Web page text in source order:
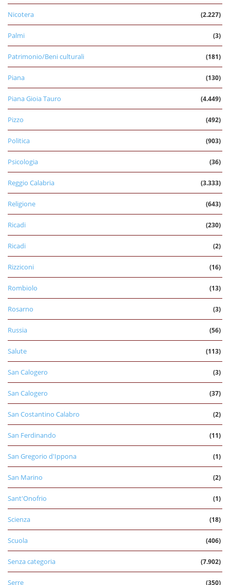
Nicotera (2.227)
Palmi (3)
Patrimonio/Beni culturali (181)
Piana (130)
Piana Gioia Tauro (4.449)
Pizzo (492)
Politica (903)
Psicologia (36)
Reggio Calabria (3.333)
Religione (643)
Ricadi (230)
Ricadi (2)
Rizziconi (16)
Rombiolo (13)
Rosarno (3)
Russia (56)
Salute (113)
San Calogero (3)
San Calogero (37)
San Costantino Calabro (2)
San Ferdinando (11)
San Gregorio d'Ippona (1)
San Marino (2)
Sant'Onofrio (1)
Scienza (18)
Scuola (406)
Senza categoria (7.902)
Serre (350)